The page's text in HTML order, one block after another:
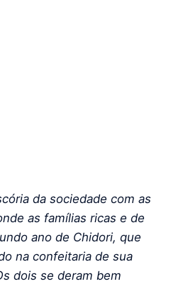
da sociedade com as
as famílias ricas e de
ano de Chidori, que
na confeitaria de sua
dois se deram bem